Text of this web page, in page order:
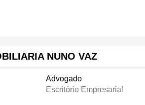
NUNO VAZ
Advogado
Escritório Empresarial